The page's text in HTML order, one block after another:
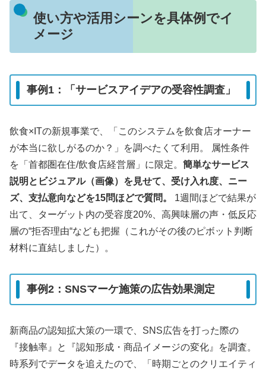
使い方や活用シーンを具体例でイ
メージ
事例1：「サービスアイデアの受容性調査」
飲食×ITの新規事業で、「このシステムを飲食店オーナー
が本当に欲しがるのか？」を調べたくて利用。 属性条件
を「首都圏在住/飲食店経営層」に限定。 簡単なサービス
説明とビジュアル（画像）を見せて、受け入れ度、ニー
ズ、支払意向などを15問ほどで質問。
1週間ほどで結果が
出て、ターゲット内の受容度20%、高興味層の声・低反応
層の“拒否理由“なども把握（これがその後のピボット判断
材料に直結しました）。
事例2：SNSマーケ施策の広告効果測定
新商品の認知拡大策の一環で、SNS広告を打った際の
『接触率』と『認知形成・商品イメージの変化』を調査。
時系列でデータを追えたので、「時期ごとのクリエイティ